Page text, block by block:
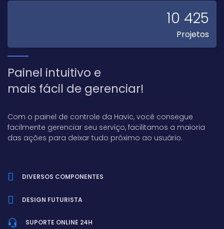
10 425
Projetos
Painel intuitivo e
mais fácil de gerenciar!
Com o painel de controle da Havic, você consegue
facilmente gerenciar seu serviço, facilitamos a maioria
das ações para deixar tudo próximo ao usuário.
DIVERSOS COMPONENTES
DESIGN FUTURISTA
SUPORTE ONLINE 24H